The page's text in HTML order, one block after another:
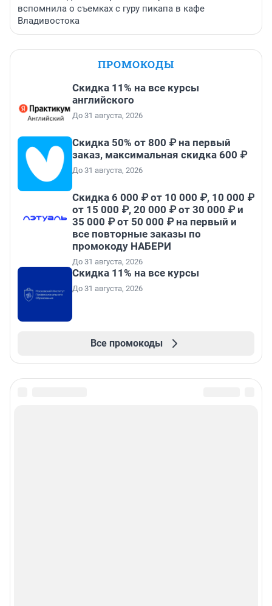
вспомнила о съемках с гуру пикапа в кафе
Владивостока
ПРОМОКОДЫ
Скидка 11% на все курсы
английского
До 31 августа, 2026
Скидка 50% от 800 ₽ на первый
заказ, максимальная скидка 600 ₽
До 31 августа, 2026
Скидка 6 000 ₽ от 10 000 ₽, 10 000 ₽
от 15 000 ₽, 20 000 ₽ от 30 000 ₽ и
35 000 ₽ от 50 000 ₽ на первый и
все повторные заказы по
промокоду НАБЕРИ
До 31 августа, 2026
Скидка 11% на все курсы
До 31 августа, 2026
Все промокоды